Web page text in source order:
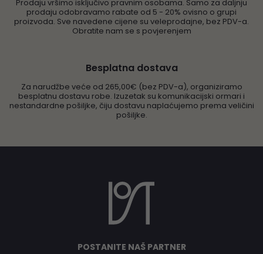
Prodaju vršimo isključivo pravnim osobama. Samo za daljnju
prodaju odobravamo rabate od 5 - 20% ovisno o grupi
proizvoda. Sve navedene cijene su veleprodajne, bez PDV-a.
Obratite nam se s povjerenjem
Besplatna dostava
Za narudžbe veće od 265,00€ (bez PDV-a), organiziramo
besplatnu dostavu robe. Izuzetak su komunikacijski ormari i
nestandardne pošiljke, čiju dostavu naplaćujemo prema veličini
pošiljke.
POSTANITE NAŠ PARTNER